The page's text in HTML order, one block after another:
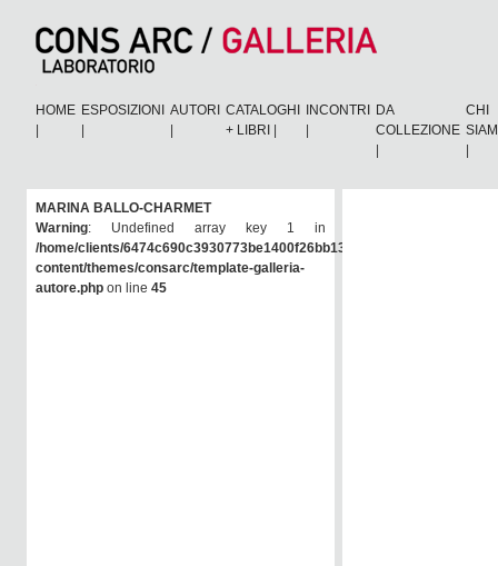
HOME ESPOSIZIONI
AUTORI
CATALOGHI
+ LIBRI
INCONTRI
DA
COLLEZIONE
CHI
MARINA BALLO-CHARMET
Warning: Undefined array key 1 in
/home/clients/6474c690c3930773be1400f26bb138e6/consarc/wp-
content/themes/consarc/template-galleria-
autore.php on line 45